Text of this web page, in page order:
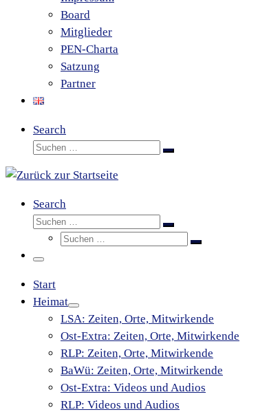
Board
Mitglieder
PEN-Charta
Satzung
Partner
Search
Suche
Suchen …
Search
Suche
Suchen …
Suche
Suchen …
Menü
Start
Heimat
LSA: Zeiten, Orte, Mitwirkende
Ost-Extra: Zeiten, Orte, Mitwirkende
RLP: Zeiten, Orte, Mitwirkende
BaWü: Zeiten, Orte, Mitwirkende
Ost-Extra: Videos und Audios
RLP: Videos und Audios